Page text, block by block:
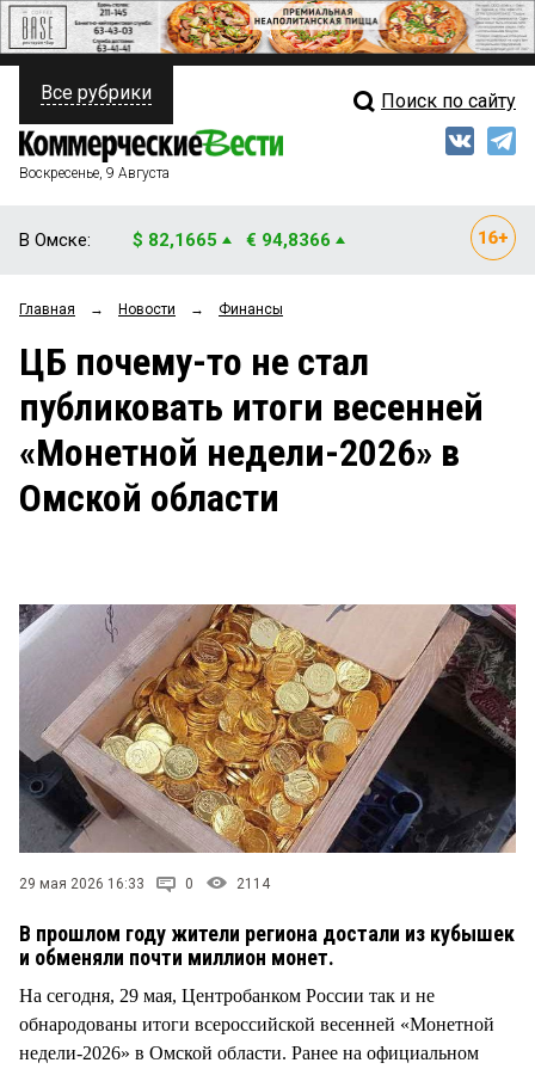
ПОЛИТИКА
ФИНАНСЫ
ОБЩЕСТВО
ЗАКОН
НОВОСТИ КОМПАНИЙ
ПРОИСШЕСТВИЯ
Свежий выпуск
Рейтинги
Блоги
Архив
Все рубрики Поиск по сайту
Воскресенье, 9 Августа
В Омске: $ 82,1665 € 94,8366
Главная → Новости → Финансы
ЦБ почему-то не стал
публиковать итоги весенней
«Монетной недели-2026» в
Омской области
29 мая 2026 16:33 0 2114
В прошлом году жители региона достали из кубышек
и обменяли почти миллион монет.
На сегодня, 29 мая, Центробанком России так и не
обнародованы итоги всероссийской весенней «Монетной
недели-2026» в Омской области. Ранее на официальном